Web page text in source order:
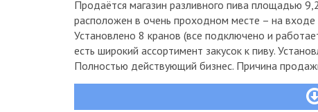
Продаётся магазин разливного пива площадью
расположен в очень проходном месте – на
Установлено 8 кранов (все подключено и
есть широкий ассортимент закусок к пиву.
Полностью действующий бизнес. Причина